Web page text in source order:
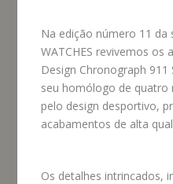
Na edição número 11 da
WATCHES revivemos os
Design Chronograph
seu homólogo de quatro
pelo design desportivo,
acabamentos de alta
Os detalhes intrincados,